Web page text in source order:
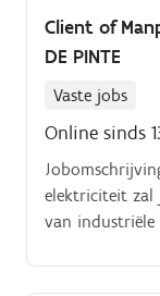
je ook in voor
installaties en
Client of
DE PINTE
Vaste jobs
Online sinds
elektriciteit zal
van industriële